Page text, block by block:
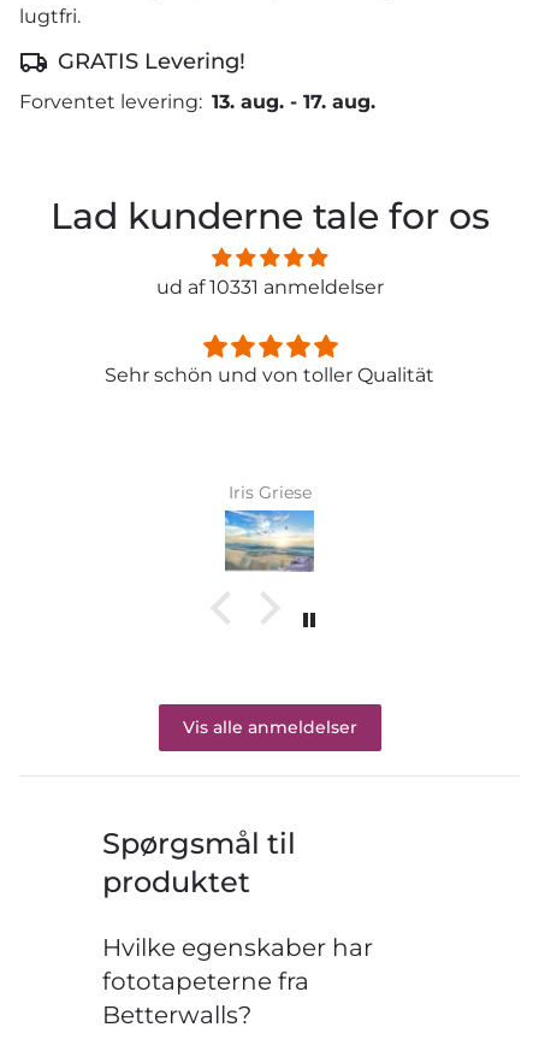
lugtfri.
GRATIS Levering!
Forventet levering: 13. aug. - 17. aug.
Lad kunderne tale for os
ud af 10331 anmeldelser
Sehr schön und von toller Qualität
Iris Griese
Vis alle anmeldelser
Spørgsmål til
produktet
Hvilke egenskaber har
fototapeterne fra
Betterwalls?